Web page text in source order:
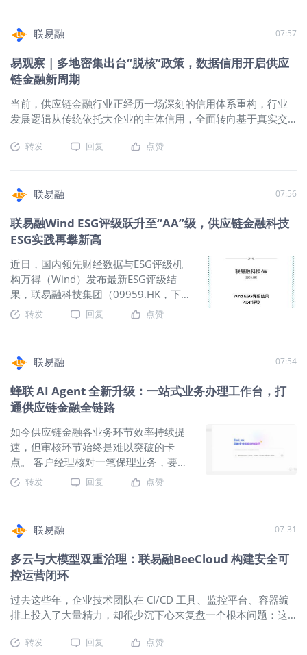
下简称《通知》）。 《通知》协同推进科技金融领域数据开发
企业名单与科创属性、进出口、投融资、经营、研发投入、知
识产权、创新能力评价、企业需求等8大类、26个数据指标。支
省级科技金融领域数据开发利用配套信息设施，加强现有信息
系统资源互联互通，促进数据信息归集共享。坚持统筹发展与
安全，规范科技公共数据开发利用，加强全过程安全管理，切
实防范各种数据风险。 《通知》坚持加强科技金融领域数据开
息查询、联合建模等模式。开展科技金融可信数据空间创新发
展试点，鼓励有条件的地区加强企业收支流水数据开放利用，
搭建行业研究信息交流平台，实现科技金融领域数据资源跨域
共享和高效对接。支持市场化征信机构建设科技型企业数据
库，丰富征信产品和服务供给。 《通知》围绕完善数据赋能科
技金融全链条，聚焦融资对接、智能风控、产品创新等环节，
引导金融机构依托科技金融领域数据库，构建科技型企业数字
信用画像，打造特色的科技型企业风控投研模型，开发契合细
分行业企业融资需求的科技金融产品。鼓励金融机构与相关部
一策”精准匹配金融资源。 下一步，中国人民银行将加强与有关
联易融 07:57
易观察 | 多地密集出台“脱核”政策，数据信用开启供应
链金融新周期
当前，供应链金融行业正经历一场深刻的信用体系重构，行业
发展逻辑从传统依托大企业的主体信用，全面转向基于真实交
核”转型，通过数字化技术激活产业链交易数据，让中小微企业
2026 年上半年，山东、广东出台全新专项政策，重庆 “四不”脱
信用垄断格局，确立“去主体依赖、凭数据增信”的全新发展方
向。 山东出台全国首个专项政策，规范应收账款电子凭证期
限，推广供应链票据替代非标凭证，通过标准化工具优化核心
企业信用流转效率，夯实传统信用链路的合规性与实用性。 重
庆推出行业标志性的“四不”脱核融资模式，无需核心企业确权、
不占用其授信、不用强制对接系统、不增加其风险责任，从政
策层面彻底破除融资对核心企业的刚性绑定。 广东聚焦数字普
策各有侧重、高度互补，核心逻辑完全统一：重构供应链金融
信用评价规则，告别“核心企业说了算”，实现“交易数据说了
算”，为行业脱核转型、数据增信落地提供坚实政策支撑。 脱核
不离核，重构信用体系 市场普遍存在认知误区，误将“脱核”理
化核心企业的信用担保、确权兜底职能，保留其产业链交易枢
纽的核心价值，实现信用体系的迭代升级。 而全新脱核模式，
搭建起数据信用、物的信用、企业主体信用多维评价体系，以
真实交易背景为核心授信依据。核心企业角色从“信用输出方”升
供应链金融从核心企业单一主导，迈向产业链
转发 回复 点赞
联易融 07:56
联易融Wind ESG评级跃升至“AA”级，供应链金融科技
ESG实践再攀新高
近日，国内领先财经数据与ESG评级机
构万得（Wind）发布最新ESG评级结
果，联易融科技集团（09959.HK，下
称“联易融”）凭借在环境（E）、社会
（S）、治理（G）三大维度的持续深耕
至“AA”级，标志着公司可持续发展能力
与ESG治理水平获得资本市场权威机构
的高度认可。 Wind ESG评级体系覆盖
超8,000家中国上市公司，基于3大维
度、27个议题、400余项指标与2,000余
个数据点，对企业管理实践与争议事件
进行综合评估，按照AAA至CCC七档评
级反映企业相对于同行业公司的ESG表
现。此次评级提升，意味着联易融在供
应链金融科技行业的ESG综合表现已跻
碳理念嵌入业务全链条。依托全流程线
上化、无纸化的智能审核体系，联易融
实现了供应链金融业务的深度绿色化运
营，全年供应链金融流程在线化减少线
下交通碳排放约14,300吨二氧化碳当
量，无纸化运营节约纸张相当于减排约
7,800吨二氧化碳当量，以务实行动助力
国家"双碳"目标落地。 联易融以普惠金
转发 回复 点赞
联易融 07:54
蜂联 AI Agent 全新升级：一站式业务办理工作台，打
通供应链金融全链路
如今供应链金融各业务环节效率持续提
速，但审核环节始终是难以突破的卡
点。 客户经理核对一笔保理业务，要横
跨三四个系统：验发票、查中登、业务
系统查审批条件……同一个信息在不同系
期。一笔业务审下来，花在“操作”、“沟
通”上的时间远比“判断”上的多。 当业务
链路被系统割裂，风险识别也只能靠人
工逐项比对，漏掉一个点，代价可能就
是一笔坏账。 这一次，我们要让审核这
件事，变得不一样。 蜂联 AI Agent 全新
迭代 从四个"不用"开始，零门槛上手 蜂
供应链金融全场景的 AI Agent 工作台。
转发 回复 点赞
联易融 07-31
多云与大模型双重治理：联易融BeeCloud 构建安全可
控运营闭环
过去这些年，企业技术团队在 CI/CD 工具、监控平台、容器编
排上投入了大量精力，却很少沉下心来复盘一个根本问题：这
惊心： 工具的堆砌，掩盖不了系统的割裂 近两年随着云原生和
转发 回复 点赞